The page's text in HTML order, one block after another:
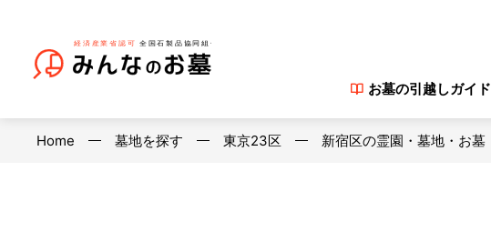
お墓の引越しガイド
Home 墓地を探す 東京23区 新宿区の霊園・墓地・お墓